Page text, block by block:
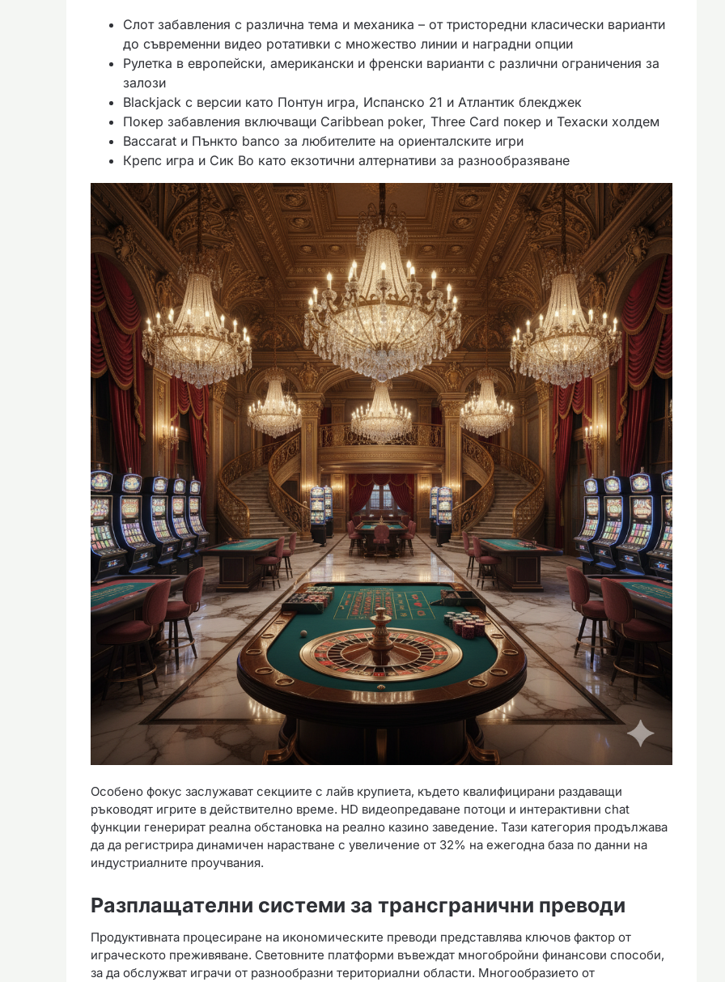
Слот забавления с различна тема и механика – от тристоредни класически варианти
до съвременни видео ротативки с множество линии и наградни опции
Рулетка в европейски, американски и френски варианти с различни ограничения за
залози
Blackjack с версии като Понтун игра, Испанско 21 и Атлантик блекджек
Покер забавления включващи Caribbean poker, Three Card покер и Техаски холдем
Baccarat и Пънкто banco за любителите на ориенталските игри
Крепс игра и Сик Bo като екзотични алтернативи за разнообразяване
Особено фокус заслужават секциите с лайв крупиета, където квалифицирани раздаващи
ръководят игрите в действително време. HD видеопредаване потоци и интерактивни chat
функции генерират реална обстановка на реално казино заведение. Тази категория продължава
да да регистрира динамичен нарастване с увеличение от 32% на ежегодна база по данни на
индустриалните проучвания.
Разплащателни системи за трансгранични преводи
Продуктивната процесиране на икономическите преводи представлява ключов фактор от
играческото преживяване. Световните платформи въвеждат многобройни финансови способи,
за да обслужват играчи от разнообразни териториални области. Многообразието от